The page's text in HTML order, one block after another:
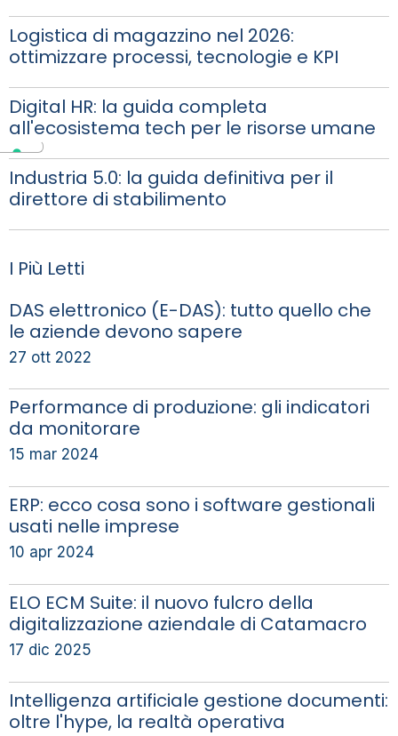
Logistica di magazzino nel 2026:
ottimizzare processi, tecnologie e KPI
Digital HR: la guida completa
all'ecosistema tech per le risorse umane
Industria 5.0: la guida definitiva per il
direttore di stabilimento
I Più Letti
DAS elettronico (E-DAS): tutto quello che
le aziende devono sapere
27 ott 2022
Performance di produzione: gli indicatori
da monitorare
15 mar 2024
ERP: ecco cosa sono i software gestionali
usati nelle imprese
10 apr 2024
ELO ECM Suite: il nuovo fulcro della
digitalizzazione aziendale di Catamacro
17 dic 2025
Intelligenza artificiale gestione documenti:
oltre l'hype, la realtà operativa